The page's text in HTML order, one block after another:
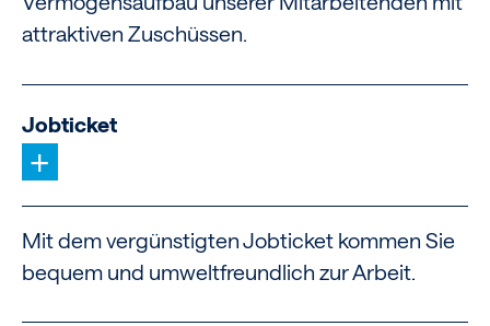
attraktiven Zuschüssen.
Jobticket
+
Mit dem vergünstigten Jobticket kommen Sie
bequem und umweltfreundlich zur Arbeit.